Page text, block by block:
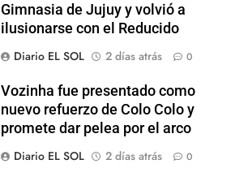
Gimnasia de Jujuy y volvió a
ilusionarse con el Reducido
Diario EL SOL
2 días atrás 0
Vozinha fue presentado como
nuevo refuerzo de Colo Colo y
promete dar pelea por el arco
Diario EL SOL
2 días atrás 0